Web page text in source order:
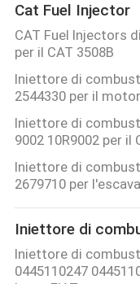
Cat Fuel Injector
CAT Fuel Injectors
per il CAT 3508B
Iniettore di
2544330 per il
Iniettore di
9002 10R9002 per il
Iniettore di
2679710 per
Iniettore di
Iniettore di
0445110247